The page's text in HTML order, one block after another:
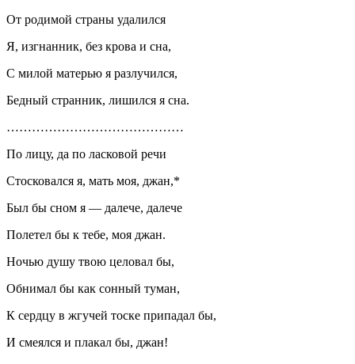
От родимой страны удалился
Я, изгнанник, без крова и сна,
С милой матерью я разлучился,
Бедный странник, лишился я сна.
……………………………………
По лицу, да по ласковой речи
Стосковался я, мать моя, джан,*
Был бы сном я — далече, далече
Полетел бы к тебе, моя джан.
Ночью душу твою целовал бы,
Обнимал бы как сонный туман,
К сердцу в жгучей тоске припадал бы,
И смеялся и плакал бы, джан!